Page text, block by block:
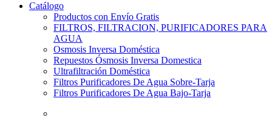
Catálogo
Productos con Envío Gratis
FILTROS, FILTRACION, PURIFICADORES PARA
AGUA
Osmosis Inversa Doméstica
Repuestos Ósmosis Inversa Domestica
Ultrafiltración Doméstica
Filtros Purificadores De Agua Sobre-Tarja
Filtros Purificadores De Agua Bajo-Tarja